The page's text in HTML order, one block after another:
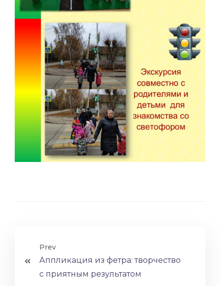
Prev
Аппликация из фетра: творчество
с приятным результатом